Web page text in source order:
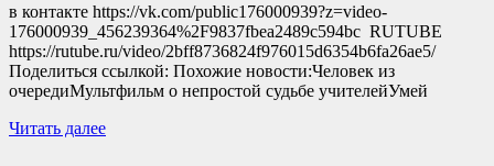
в контакте https://vk.com/public176000939?z=video-
176000939_456239364%2F9837fbea2489c594bc RUTUBE
https://rutube.ru/video/2bff8736824f976015d6354b6fa26ae5/
Поделиться ссылкой: Похожие новости:Человек из
очередиМультфильм о непростой судьбе учителейУмей
Читать далее